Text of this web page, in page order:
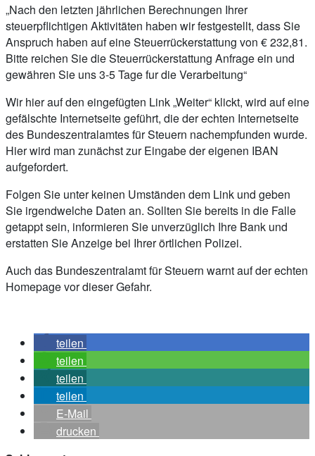
„Nach den letzten jährlichen Berechnungen Ihrer
steuerpflichtigen Aktivitäten haben wir festgestellt, dass Sie
Anspruch haben auf eine Steuerrückerstattung von € 232,81.
Bitte reichen Sie die Steuerrückerstattung Anfrage ein und
gewähren Sie uns 3-5 Tage fur die Verarbeitung“
Wir hier auf den eingefügten Link „Weiter“ klickt, wird auf eine
gefälschte Internetseite geführt, die der echten Internetseite
des Bundeszentralamtes für Steuern nachempfunden wurde.
Hier wird man zunächst zur Eingabe der eigenen IBAN
aufgefordert.
Folgen Sie unter keinen Umständen dem Link und geben
Sie irgendwelche Daten an. Sollten Sie bereits in die Falle
getappt sein, informieren Sie unverzüglich Ihre Bank und
erstatten Sie Anzeige bei Ihrer örtlichen Polizei.
Auch das Bundeszentralamt für Steuern warnt auf der echten
Homepage vor dieser Gefahr.
teilen
teilen
teilen
teilen
E-Mail
drucken